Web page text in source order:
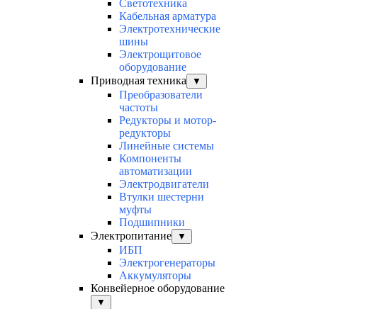
Светотехника
Кабельная арматура
Электротехнические
шины
Электрощитовое
оборудование
Приводная техника
▼
Преобразователи
частоты
Редукторы и мотор-
редукторы
Линейные системы
Компоненты
автоматизации
Электродвигатели
Втулки шестерни
муфты
Подшипники
Электропитание
▼
ИБП
Электрогенераторы
Аккумуляторы
Конвейерное оборудование
▼